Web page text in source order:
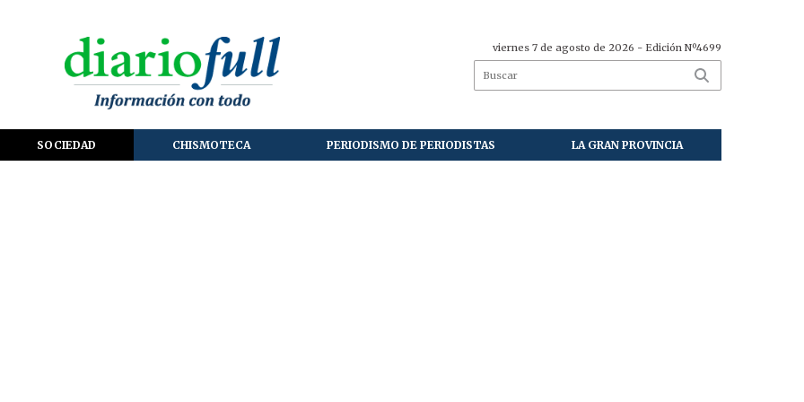
viernes 7 de agosto de 2026 - Edición Nº4699
SOCIEDAD CHISMOTECA PERIODISMO DE PERIODISTAS LA GRAN PROVINCIA